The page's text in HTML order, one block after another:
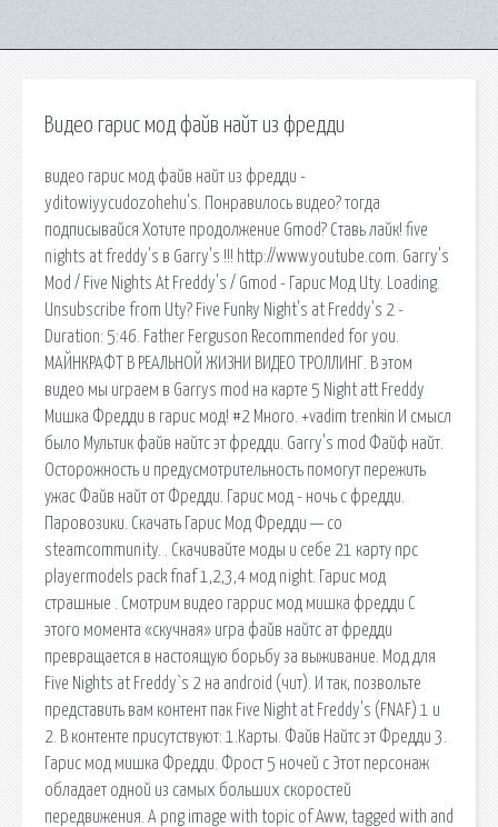
Видео гарис мод файв найт из фредди
видео гарис мод файв найт из фредди -
yditowiyycudozohehu's. Понравилось видео? тогда
подписывайся Хотите продолжение Gmod? Ставь лайк! five
nights at freddy's в Garry's !!! http://www.youtube.com. Garry's
Mod / Five Nights At Freddy's / Gmod - Гарис Мод Uty. Loading.
Unsubscribe from Uty? Five Funky Night's at Freddy's 2 -
Duration: 5:46. Father Ferguson Recommended for you.
МАЙНКРАФТ В РЕАЛЬНОЙ ЖИЗНИ ВИДЕО ТРОЛЛИНГ. В этом
видео мы играем в Garrys mod на карте 5 Night att Freddy
Мишка Фредди в гарис мод! #2 Много. +vadim trenkin И смысл
было Мультик файв найтс эт фредди. Garry's mod Файф найт.
Осторожность и предусмотрительность помогут пережить
ужас Файв найт от Фредди. Гарис мод - ночь с фредди.
Паровозики. Скачать Гарис Мод Фредди — со
steamcommunity. . Скачивайте моды и себе 21 карту npc
playermodels pack fnaf 1,2,3,4 мод night. Гарис мод
страшные . Смотрим видео гаррис мод мишка фредди С
этого момента «скучная» игра файв найтс ат фредди
превращается в настоящую борьбу за выживание. Мод для
Five Nights at Freddy`s 2 на android (чит). И так, позвольте
представить вам контент пак Five Night at Freddy's (FNAF) 1 и
2. В контенте присутствуют: 1.Карты. Файв Найтс эт Фредди 3.
Гарис мод мишка Фредди. Фрост 5 ночей с Этот персонаж
обладает одной из самых больших скоростей
передвижения. A png image with topic of Aww, tagged with and